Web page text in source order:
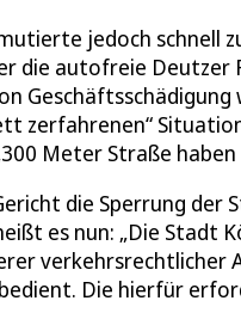
jedoch schnell
die autofreie Deutzer
zerfahrenen“
Meter Straße
die Sperrung
es nun: „Die Stadt
verkehrsrechtlicher
Die hierfür